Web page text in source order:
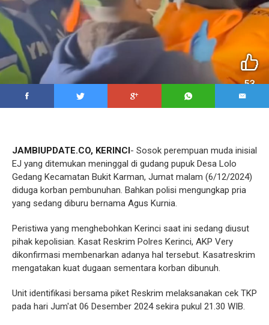
JAMBIUPDATE.CO, KERINCI- Sosok perempuan muda inisial
EJ yang ditemukan meninggal di gudang pupuk Desa Lolo
Gedang Kecamatan Bukit Karman, Jumat malam (6/12/2024)
diduga korban pembunuhan. Bahkan polisi mengungkap pria
yang sedang diburu bernama Agus Kurnia.
Peristiwa yang menghebohkan Kerinci saat ini sedang diusut
pihak kepolisian. Kasat Reskrim Polres Kerinci, AKP Very
dikonfirmasi membenarkan adanya hal tersebut. Kasatreskrim
mengatakan kuat dugaan sementara korban dibunuh.
Unit identifikasi bersama piket Reskrim melaksanakan cek TKP
pada hari Jum'at 06 Desember 2024 sekira pukul 21.30 WIB.